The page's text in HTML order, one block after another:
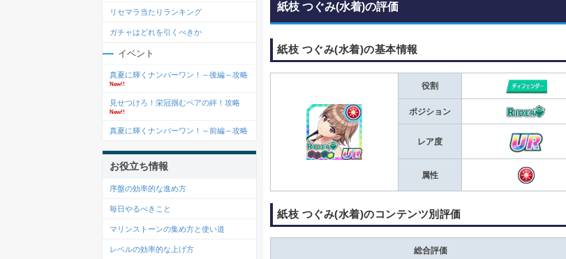
紙枝 つぐみ(水着)の評価
紙枝 つぐみ(水着)の基本情報
役割
ポジション
レア度
属性
紙枝 つぐみ(水着)のコンテンツ別評価
総合評価
リセマラ当たりランキング
ガチャはどれを引くべきか
イベント
真夏に輝くナンバーワン！～後編～攻略
New!!
見せつけろ！栄冠掴むペアの絆！攻略
New!!
真夏に輝くナンバーワン！～前編～攻略
お役立ち情報
序盤の効率的な進め方
毎日やるべきこと
マリンストーンの集め方と使い道
レベルの効率的な上げ方